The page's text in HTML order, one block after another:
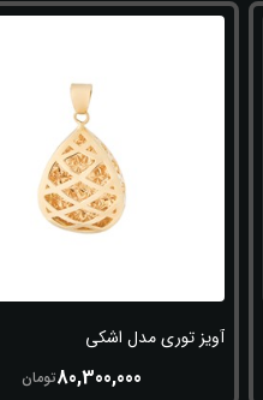
آویز توری مدل اشکی
80,300,000تومان